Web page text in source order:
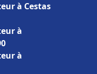
à Cestas
à
à